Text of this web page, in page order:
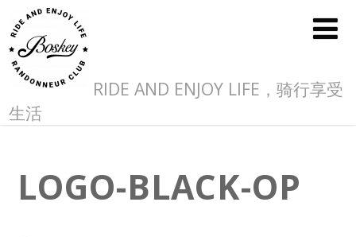
RIDE AND ENJOY LIFE，骑行享受
生活
LOGO-BLACK-OP